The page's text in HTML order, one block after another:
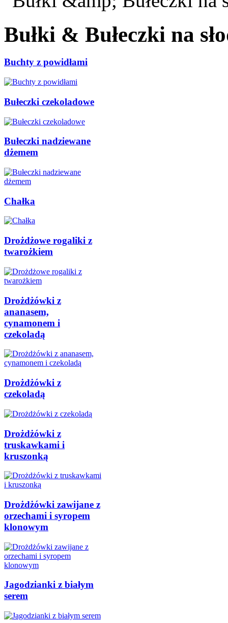
Bułki & Bułeczki na
Buchty z powidłami
Bułeczki czekoladowe
Bułeczki nadziewane
dżemem
Chałka
Drożdżowe rogaliki z
twarożkiem
Drożdżówki z
ananasem,
cynamonem i
czekoladą
Drożdżówki z
czekoladą
Drożdżówki z
truskawkami i
kruszonką
Drożdżówki zawijane z
orzechami i syropem
klonowym
Jagodzianki z białym
serem